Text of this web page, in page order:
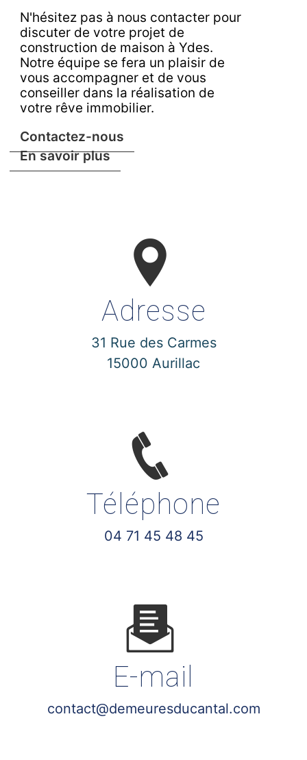
N'hésitez pas à nous contacter pour
discuter de votre projet de
construction de maison à Ydes.
Notre équipe se fera un plaisir de
vous accompagner et de vous
conseiller dans la réalisation de
votre rêve immobilier.
En savoir plus
Contactez-nous
Adresse
31 Rue des Carmes
15000 Aurillac
Téléphone
04 71 45 48 45
E-mail
contact@demeuresducantal.com